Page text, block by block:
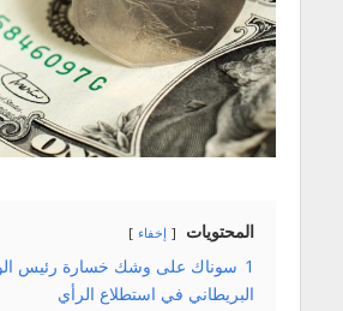
المحتويات إخفاء
1 سوناك على وشك خسارة رئيس
البريطاني في استطلاع الرأي